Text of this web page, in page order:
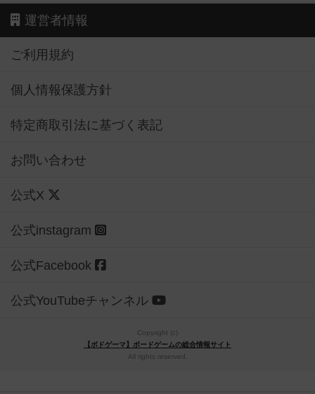
運営者情報
ご利用規約
個人情報保護方針
特定商取引法に基づく表記
お問い合わせ
公式X
公式instagram
公式Facebook
公式YouTubeチャンネル
Copyright (c)
【ボドゲーマ】ボードゲームの総合情報サイト
All rights reserved.